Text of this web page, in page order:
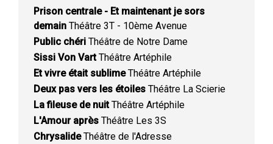
Prison centrale - Et maintenant je sors
demain Théâtre 3T - 10ème Avenue
Public chéri Théâtre de Notre Dame
Sissi Von VartThéâtre Artéphile
Et vivre était sublimeThéâtre Artéphile
Deux pas vers les étoiles Théâtre La Scierie
La fileuse de nuitThéâtre Artéphile
L'Amour après Théâtre Les 3S
ChrysalideThéâtre de l'Adresse